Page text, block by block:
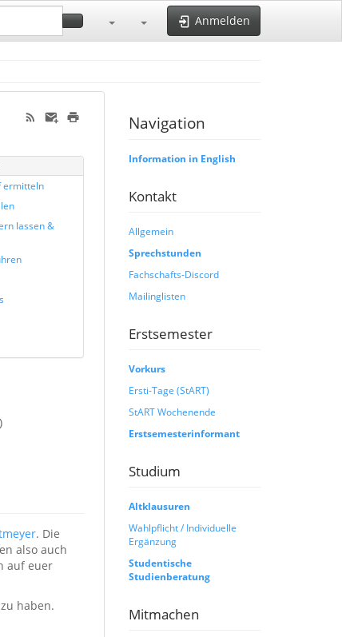
Anmelden
ermitteln
lassen &
. Die
also auch
auf euer
haben.
Navigation
Information in English
Kontakt
Allgemein
Sprechstunden
Fachschafts-Discord
Mailinglisten
Erstsemester
Vorkurs
Ersti-Tage (StART)
StART Wochenende
Erstsemesterinformant
Studium
Altklausuren
Wahlpflicht / Individuelle
Ergänzung
Studentische
Studienberatung
Mitmachen